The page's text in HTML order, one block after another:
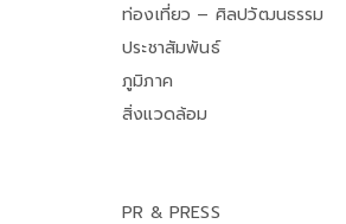
ท่องเที่ยว – ศิลปวัฒนธรรม
ประชาสัมพันธ์
ภูมิภาค
สิ่งแวดล้อม
PR & PRESS